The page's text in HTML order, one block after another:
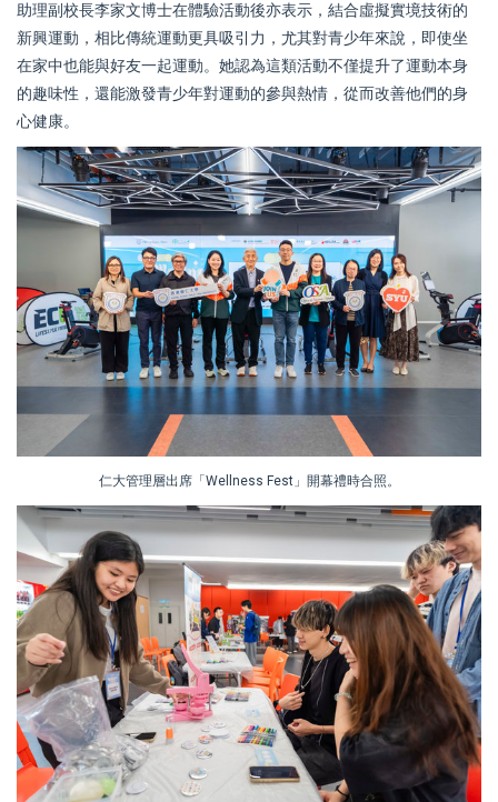
助理副校長李家文博士在體驗活動後亦表示，結合虛擬實境技術的
新興運動，相比傳統運動更具吸引力，尤其對青少年來說，即使坐
在家中也能與好友一起運動。她認為這類活動不僅提升了運動本身
的趣味性，還能激發青少年對運動的參與熱情，從而改善他們的身
心健康。
仁大管理層出席「Wellness Fest」開幕禮時合照。